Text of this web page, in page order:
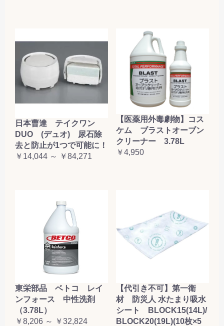
日本曹達 テイクワン
DUO (デュオ) 尿石除
去と防止が1つで可能に！
￥14,044 ～ ￥84,271
【医薬用外毒劇物】コス
ケム ブラストオーブン
クリーナー 3.78L
￥4,950
東栄部品 ベトコ レイ
ンフォース 中性洗剤
（3.78L）
￥8,206 ～ ￥32,824
【代引き不可】第一衛
材 防災人 水たまり吸水
シート BLOCK15(14L)/
BLOCK20(19L)(10枚×5